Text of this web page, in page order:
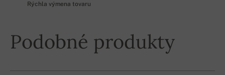
Rýchla výmena tovaru
Podobné produkty